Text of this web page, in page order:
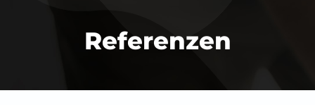
Referenzen